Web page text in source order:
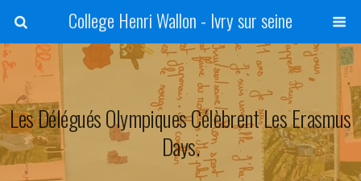
College Henri Wallon - Ivry sur seine
Les Délégués Olympiques Célèbrent Les Erasmus
Days.